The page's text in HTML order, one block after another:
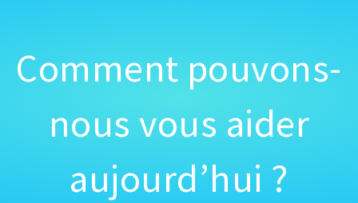
Comment pouvons-
nous vous aider
aujourd’hui ?